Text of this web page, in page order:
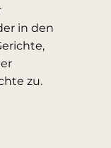
in den
zu.